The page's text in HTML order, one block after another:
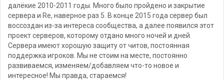
далёкие 2010-2011 годы. Много было пройдено и закрытие
сервера и Re, наверное раз 5. В конце 2015 года сервер был
воссоздан из-за интереса сообщества, а далее появился этот
проект серверов, которому отдано много ночей и дней.
Сервера имеют хорошую защиту от читов, постоянная
поддержка игроков. Мы не стоим на месте, постоянно
развиваемся, изменяем/добавляем что-то новое и
интересное! Мы правда, стараемся!